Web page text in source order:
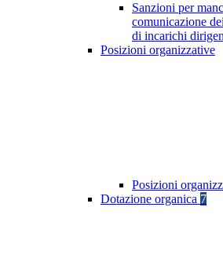
Sanzioni per
comunicazione
di incarichi
Posizioni organizzative
Posizioni
Dotazione organica 7